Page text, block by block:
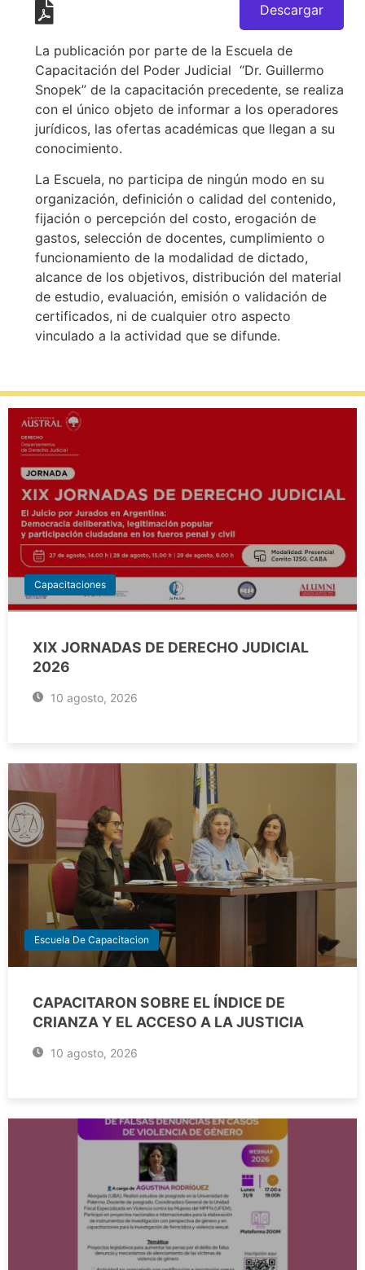
Descargar
La publicación por parte de la Escuela de
Capacitación del Poder Judicial “Dr. Guillermo
Snopek” de la capacitación precedente, se realiza
con el único objeto de informar a los operadores
jurídicos, las ofertas académicas que llegan a su
conocimiento.
La Escuela, no participa de ningún modo en su
organización, definición o calidad del contenido,
fijación o percepción del costo, erogación de
gastos, selección de docentes, cumplimiento o
funcionamiento de la modalidad de dictado,
alcance de los objetivos, distribución del material
de estudio, evaluación, emisión o validación de
certificados, ni de cualquier otro aspecto
vinculado a la actividad que se difunde.
Capacitaciones
XIX JORNADAS DE DERECHO JUDICIAL
2026
10 agosto, 2026
Escuela De Capacitacion
CAPACITARON SOBRE EL ÍNDICE DE
CRIANZA Y EL ACCESO A LA JUSTICIA
10 agosto, 2026